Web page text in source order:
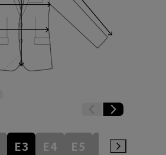
E3 E4 E5 E6